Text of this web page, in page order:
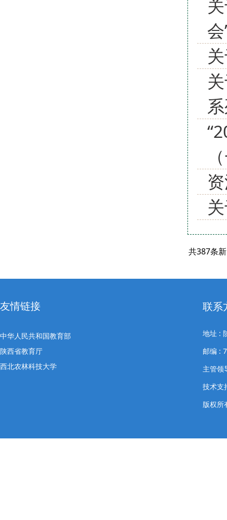
共387条
友情链接
中华人民共和国教育部
陕西省教育厅
西北农林科技大学
联系
地址 :
邮编 :
主管
技术支
版权